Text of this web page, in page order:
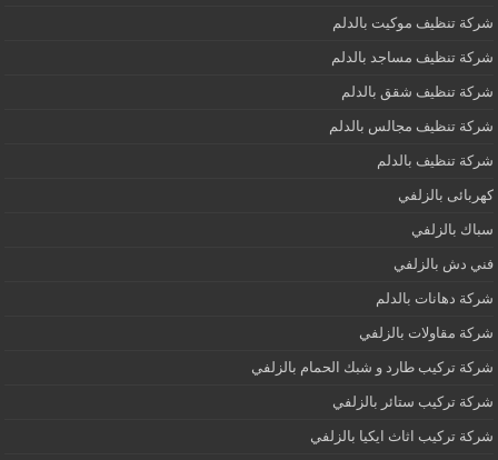
شركة تنظيف موكيت بالدلم
شركة تنظيف مساجد بالدلم
شركة تنظيف شقق بالدلم
شركة تنظيف مجالس بالدلم
شركة تنظيف بالدلم
كهربائى بالزلفي
سباك بالزلفي
فني دش بالزلفي
شركة دهانات بالدلم
شركة مقاولات بالزلفي
شركة تركيب طارد و شبك الحمام بالزلفي
شركة تركيب ستائر بالزلفي
شركة تركيب اثاث ايكيا بالزلفي